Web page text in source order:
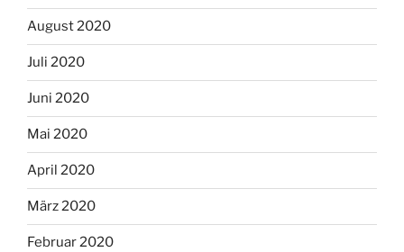
August 2020
Juli 2020
Juni 2020
Mai 2020
April 2020
März 2020
Februar 2020